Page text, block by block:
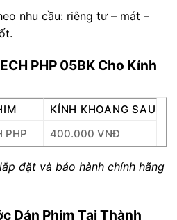
nhu cầu: riêng tư – mát –
PHP 05BK Cho Kính
KÍNH KHOANG SAU
PHP 400.000 VNĐ
đặt và bảo hành chính hãng
Dán Phim Tại Thành